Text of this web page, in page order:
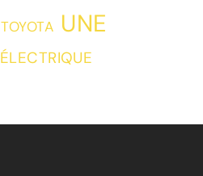
TOYOTA UNE
ÉLECTRIQUE